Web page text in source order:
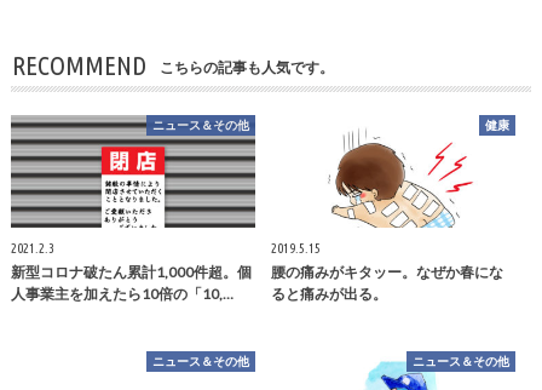
RECOMMEND こちらの記事も人気です。
ニュース＆その他
2021.2.3
新型コロナ破たん累計1,000件超。個
人事業主を加えたら10倍の「10,…
健康
2019.5.15
腰の痛みがキタッー。なぜか春にな
ると痛みが出る。
ニュース＆その他 ニュース＆その他